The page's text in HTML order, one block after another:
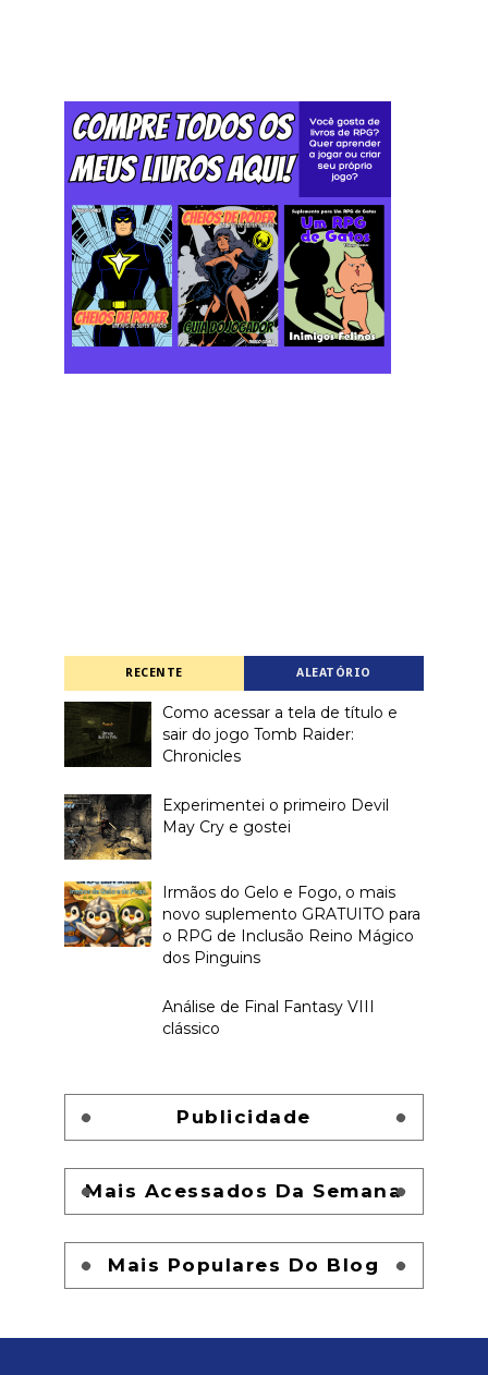
RECENTE ALEATÓRIO
Como acessar a tela de título e
sair do jogo Tomb Raider:
Chronicles
Experimentei o primeiro Devil
May Cry e gostei
Irmãos do Gelo e Fogo, o mais
novo suplemento GRATUITO para
o RPG de Inclusão Reino Mágico
dos Pinguins
Análise de Final Fantasy VIII
clássico
Publicidade
Mais Acessados Da Semana
Mais Populares Do Blog